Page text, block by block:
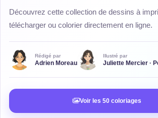
Découvrez cette collection de dessins à
télécharger ou colorier directement en ligne.
Rédigé par
Adrien Moreau
Illustré par
Juliette Mercier ·
Voir les 50 coloriages